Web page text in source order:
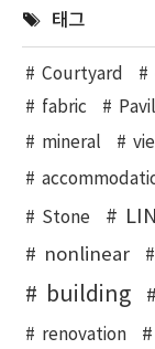
태그
Courtyard
fabric
mineral
Stone
nonlinear
building
renovation